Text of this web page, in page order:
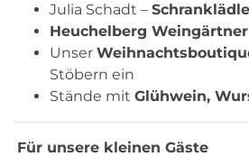
Julia Schadt – Schranklädle
Heuchelberg Weingärtner
Unser
Stöbern ein
Stände mit Glühwein,
Für unsere kleinen Gäste